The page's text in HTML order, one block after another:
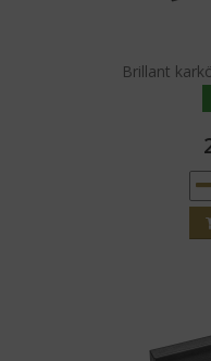
Brillant